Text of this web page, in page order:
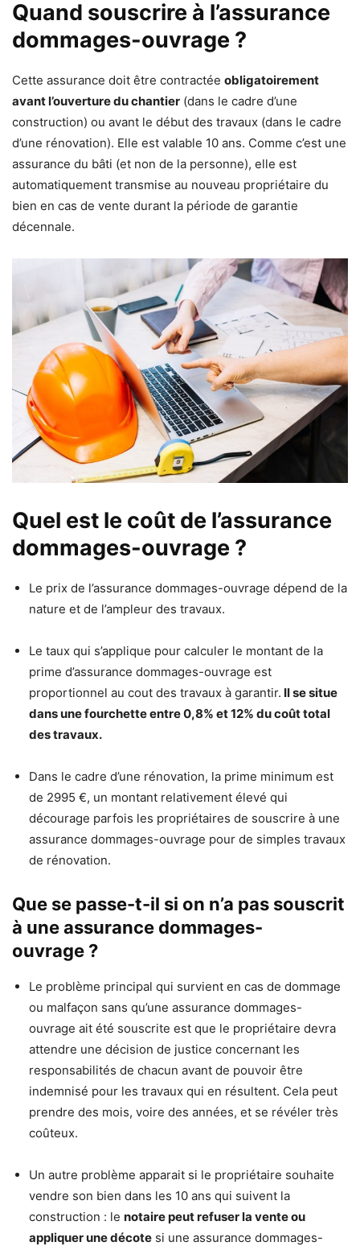
Quand souscrire à l’assurance
dommages-ouvrage ?
Cette assurance doit être contractée obligatoirement
avant l’ouverture du chantier (dans le cadre d’une
construction) ou avant le début des travaux (dans le cadre
d’une rénovation). Elle est valable 10 ans. Comme c’est une
assurance du bâti (et non de la personne), elle est
automatiquement transmise au nouveau propriétaire du
bien en cas de vente durant la période de garantie
décennale.
Quel est le coût de l’assurance
dommages-ouvrage ?
Le prix de l’assurance dommages-ouvrage dépend de la
nature et de l’ampleur des travaux.
Le taux qui s’applique pour calculer le montant de la
prime d’assurance dommages-ouvrage est
proportionnel au cout des travaux à garantir. Il se situe
dans une fourchette entre 0,8% et 12% du coût total
des travaux.
Dans le cadre d’une rénovation, la prime minimum est
de 2995 €, un montant relativement élevé qui
décourage parfois les propriétaires de souscrire à une
assurance dommages-ouvrage pour de simples travaux
de rénovation.
Que se passe-t-il si on n’a pas souscrit
à une assurance dommages-
ouvrage ?
Le problème principal qui survient en cas de dommage
ou malfaçon sans qu’une assurance dommages-
ouvrage ait été souscrite est que le propriétaire devra
attendre une décision de justice concernant les
responsabilités de chacun avant de pouvoir être
indemnisé pour les travaux qui en résultent. Cela peut
prendre des mois, voire des années, et se révéler très
coûteux.
Un autre problème apparait si le propriétaire souhaite
vendre son bien dans les 10 ans qui suivent la
construction : le notaire peut refuser la vente ou
appliquer une décote si une assurance dommages-